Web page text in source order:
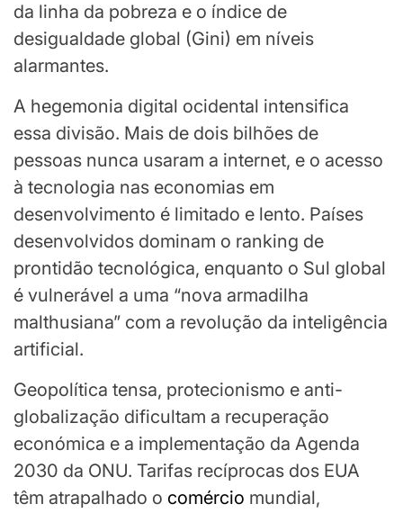
da linha da pobreza e o índice de
desigualdade global (Gini) em níveis
alarmantes.
A hegemonia digital ocidental intensifica
essa divisão. Mais de dois bilhões de
pessoas nunca usaram a internet, e o acesso
à tecnologia nas economias em
desenvolvimento é limitado e lento. Países
desenvolvidos dominam o ranking de
prontidão tecnológica, enquanto o Sul global
é vulnerável a uma “nova armadilha
malthusiana” com a revolução da inteligência
artificial.
Geopolítica tensa, protecionismo e anti-
globalização dificultam a recuperação
económica e a implementação da Agenda
2030 da ONU. Tarifas recíprocas dos EUA
têm atrapalhado o comércio mundial,